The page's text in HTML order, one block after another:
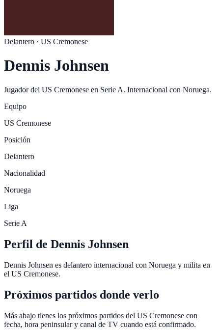
Delantero · US Cremonese
Dennis Johnsen
Jugador del US Cremonese en Serie A. Internacional con Noruega.
Equipo
US Cremonese
Posición
Delantero
Nacionalidad
Noruega
Liga
Serie A
Perfil de Dennis Johnsen
Dennis Johnsen es delantero internacional con Noruega y milita en
el US Cremonese.
Próximos partidos donde verlo
Más abajo tienes los próximos partidos del US Cremonese con
fecha, hora peninsular y canal de TV cuando está confirmado.